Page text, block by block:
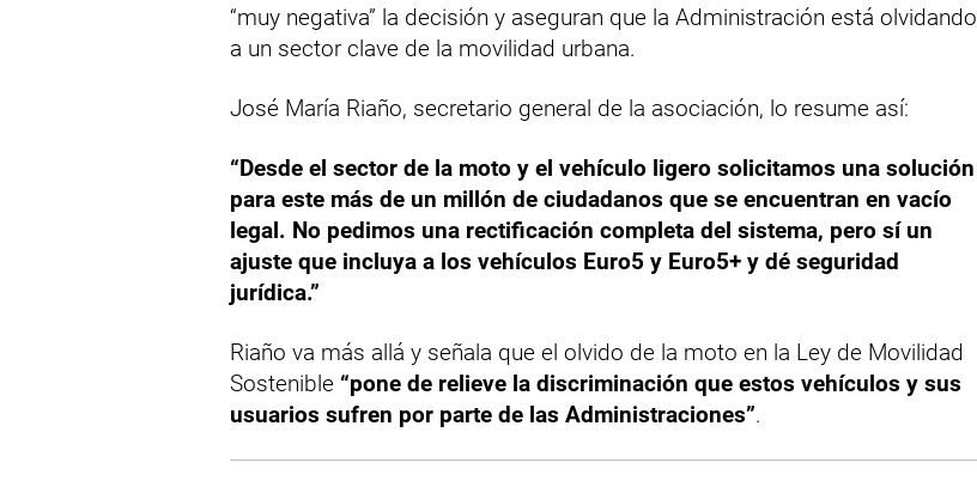
“muy negativa” la decisión y aseguran que la Administración está olvidando
a un sector clave de la movilidad urbana.
José María Riaño, secretario general de la asociación, lo resume así:
“Desde el sector de la moto y el vehículo ligero solicitamos una solución
para este más de un millón de ciudadanos que se encuentran en vacío
legal. No pedimos una rectificación completa del sistema, pero sí un
ajuste que incluya a los vehículos Euro5 y Euro5+ y dé seguridad
jurídica.”
Riaño va más allá y señala que el olvido de la moto en la Ley de Movilidad
Sostenible “pone de relieve la discriminación que estos vehículos y sus
usuarios sufren por parte de las Administraciones”.